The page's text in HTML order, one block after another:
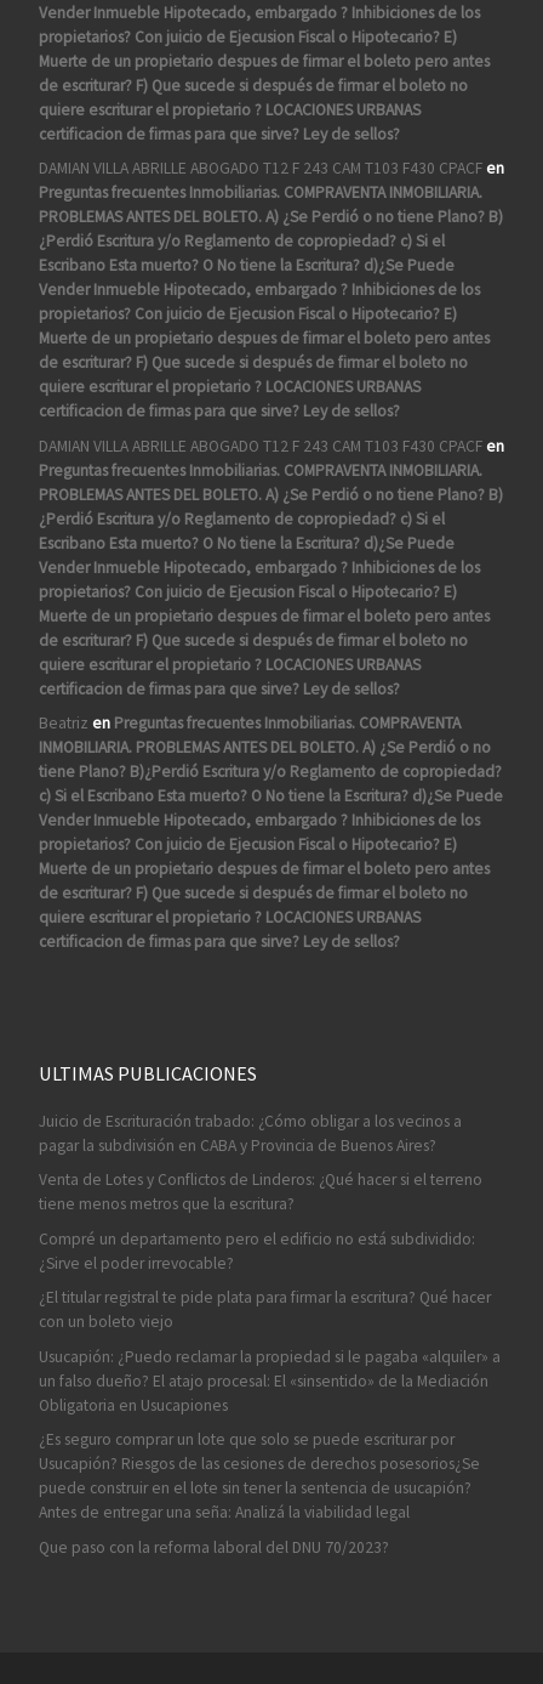
Vender Inmueble Hipotecado, embargado ? Inhibiciones de los
propietarios? Con juicio de Ejecusion Fiscal o Hipotecario? E)
Muerte de un propietario despues de firmar el boleto pero antes
de escriturar? F) Que sucede si después de firmar el boleto no
quiere escriturar el propietario ? LOCACIONES URBANAS
certificacion de firmas para que sirve? Ley de sellos?
DAMIAN VILLA ABRILLE ABOGADO T12 F 243 CAM T103 F430 CPACFen
Preguntas frecuentes Inmobiliarias. COMPRAVENTA INMOBILIARIA.
PROBLEMAS ANTES DEL BOLETO. A) ¿Se Perdió o no tiene Plano? B)
¿Perdió Escritura y/o Reglamento de copropiedad? c) Si el
Escribano Esta muerto? O No tiene la Escritura? d)¿Se Puede
Vender Inmueble Hipotecado, embargado ? Inhibiciones de los
propietarios? Con juicio de Ejecusion Fiscal o Hipotecario? E)
Muerte de un propietario despues de firmar el boleto pero antes
de escriturar? F) Que sucede si después de firmar el boleto no
quiere escriturar el propietario ? LOCACIONES URBANAS
certificacion de firmas para que sirve? Ley de sellos?
DAMIAN VILLA ABRILLE ABOGADO T12 F 243 CAM T103 F430 CPACFen
Preguntas frecuentes Inmobiliarias. COMPRAVENTA INMOBILIARIA.
PROBLEMAS ANTES DEL BOLETO. A) ¿Se Perdió o no tiene Plano? B)
¿Perdió Escritura y/o Reglamento de copropiedad? c) Si el
Escribano Esta muerto? O No tiene la Escritura? d)¿Se Puede
Vender Inmueble Hipotecado, embargado ? Inhibiciones de los
propietarios? Con juicio de Ejecusion Fiscal o Hipotecario? E)
Muerte de un propietario despues de firmar el boleto pero antes
de escriturar? F) Que sucede si después de firmar el boleto no
quiere escriturar el propietario ? LOCACIONES URBANAS
certificacion de firmas para que sirve? Ley de sellos?
Beatriz en Preguntas frecuentes Inmobiliarias. COMPRAVENTA
INMOBILIARIA. PROBLEMAS ANTES DEL BOLETO. A) ¿Se Perdió o no
tiene Plano? B)¿Perdió Escritura y/o Reglamento de copropiedad?
c) Si el Escribano Esta muerto? O No tiene la Escritura? d)¿Se Puede
Vender Inmueble Hipotecado, embargado ? Inhibiciones de los
propietarios? Con juicio de Ejecusion Fiscal o Hipotecario? E)
Muerte de un propietario despues de firmar el boleto pero antes
de escriturar? F) Que sucede si después de firmar el boleto no
quiere escriturar el propietario ? LOCACIONES URBANAS
certificacion de firmas para que sirve? Ley de sellos?
ULTIMAS PUBLICACIONES
Juicio de Escrituración trabado: ¿Cómo obligar a los vecinos a
pagar la subdivisión en CABA y Provincia de Buenos Aires?
Venta de Lotes y Conflictos de Linderos: ¿Qué hacer si el terreno
tiene menos metros que la escritura?
Compré un departamento pero el edificio no está subdividido:
¿Sirve el poder irrevocable?
¿El titular registral te pide plata para firmar la escritura? Qué hacer
con un boleto viejo
Usucapión: ¿Puedo reclamar la propiedad si le pagaba «alquiler» a
un falso dueño? El atajo procesal: El «sinsentido» de la Mediación
Obligatoria en Usucapiones
¿Es seguro comprar un lote que solo se puede escriturar por
Usucapión? Riesgos de las cesiones de derechos posesorios¿Se
puede construir en el lote sin tener la sentencia de usucapión?
Antes de entregar una seña: Analizá la viabilidad legal
Que paso con la reforma laboral del DNU 70/2023?